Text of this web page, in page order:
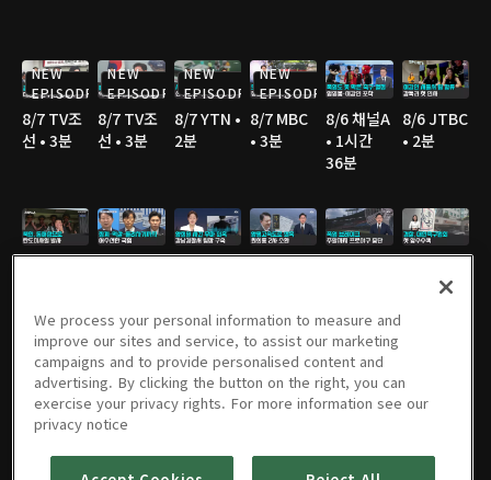
NEW
EPISODE
8/7 TV조
선 • 3분
NEW
EPISODE
8/7 TV조
선 • 3분
NEW
EPISODE
8/7 YTN •
2분
NEW
EPISODE
8/7 MBC
• 3분
8/6 채널A
• 1시간
36분
8/6 JTBC
• 2분
선 • 2분
8/6 TV조
선 • 2분
8/6 TV조
선 • 2분
8/6 KBS •
2분
8/5 채널A
• 1시간
8/5 JTBC
• 2분
8/5 연합
TV • 3분
We process your personal information to measure and
improve our sites and service, to assist our marketing
campaigns and to provide personalised content and
advertising. By clicking the button on the right, you can
exercise your privacy rights. For more information see our
privacy notice